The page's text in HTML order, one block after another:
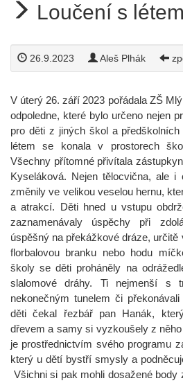
Loučení s
26.9.2023 Aleš Plhák
V úterý 26. září 2023 pořádala ZŠ
odpoledne, které bylo určeno nejen
pro děti z jiných škol a
létem se konala v prostorech
Všechny přítomné přivítala
Kyseláková. Nejen tělocvična, ale
změnily ve velikou veselou hernu,
a atrakcí. Děti hned u vstupu
zaznamenávaly úspěchy při
úspěšný na překážkové dráze, určitě
florbalovou branku nebo hodu
školy se děti proháněly na
slalomové dráhy. Ti nejmenší s
nekonečným tunelem či
děti čekal řezbář pan Hanák,
dřevem a samy si vyzkoušely z
je prostřednictvím svého programu
který u dětí bystří smysly a
Všichni si pak mohli dosažené body